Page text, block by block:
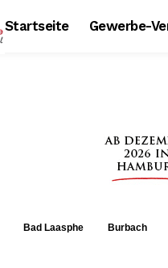
Startseite Gewerbe-
Bad Laasphe Burbach